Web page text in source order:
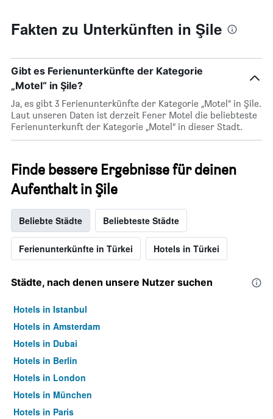
Fakten zu Unterkünften in Şile
Gibt es Ferienunterkünfte der Kategorie
„Motel“ in Şile?
Ja, es gibt 3 Ferienunterkünfte der Kategorie „Motel“ in Şile.
Laut unseren Daten ist derzeit Fener Motel die beliebteste
Ferienunterkunft der Kategorie „Motel“ in dieser Stadt.
Finde bessere Ergebnisse für deinen
Aufenthalt in Şile
Beliebte Städte Beliebteste Städte
Ferienunterkünfte in Türkei Hotels in Türkei
Städte, nach denen unsere Nutzer suchen
Hotels in Istanbul
Hotels in Amsterdam
Hotels in Dubai
Hotels in Berlin
Hotels in London
Hotels in München
Hotels in Paris